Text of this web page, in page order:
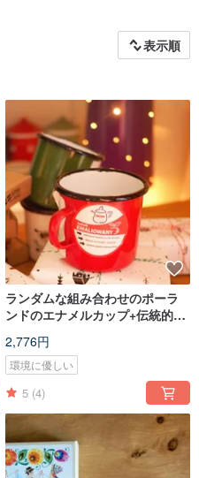
表示順
ランダムな組み合わせのポーラ
ンドのエナメルカップ+伝統的な
2,776円
環境に優しい
5 (4)